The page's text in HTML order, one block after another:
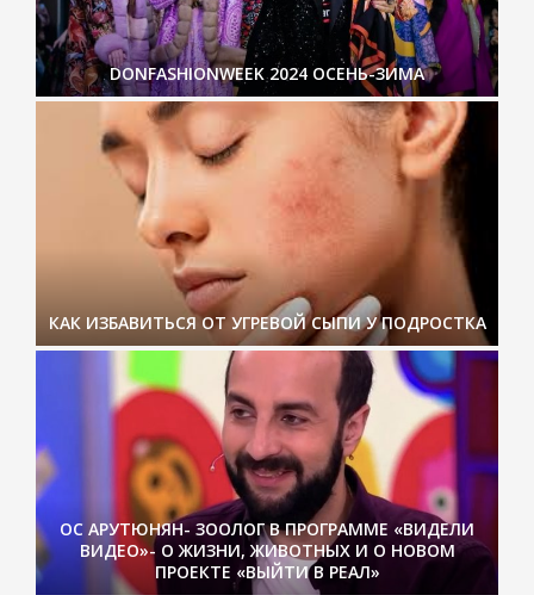
DONFASHIONWEEK 2024 ОСЕНЬ-ЗИМА
КАК ИЗБАВИТЬСЯ ОТ УГРЕВОЙ СЫПИ У ПОДРОСТКА
ОС АРУТЮНЯН- ЗООЛОГ В ПРОГРАММЕ «ВИДЕЛИ
ВИДЕО»- О ЖИЗНИ, ЖИВОТНЫХ И О НОВОМ
ПРОЕКТЕ «ВЫЙТИ В РЕАЛ»